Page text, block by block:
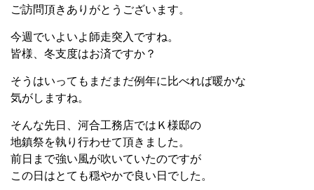
ご訪問頂きありがとうございます。
今週でいよいよ師走突入ですね。
皆様、冬支度はお済ですか？
そうはいってもまだまだ例年に比べれば暖かな
気がしますね。
そんな先日、河合工務店ではＫ様邸の
地鎮祭を執り行わせて頂きました。
前日まで強い風が吹いていたのですが
この日はとても穏やかで良い日でした。